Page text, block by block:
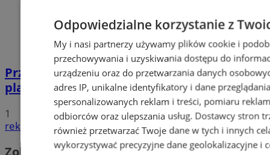
Przyszłość Wodzisławia Śląskiego:
planowane inwestycje na 2025 rok
1
reklama
Zobacz również
Odpowiedzialne korzystanie z
My i nasi partnerzy używamy plików cookie i
przechowywania i uzyskiwania dostępu do
urządzeniu oraz do przetwarzania danych
adres IP, unikalne identyfikatory i dane
spersonalizowanych reklam i treści, pomiaru
odbiorców oraz ulepszania usług. Dostawcy stron
również przetwarzać Twoje dane w tych i innych
wykorzystywać precyzyjne dane geolokalizacyjne i